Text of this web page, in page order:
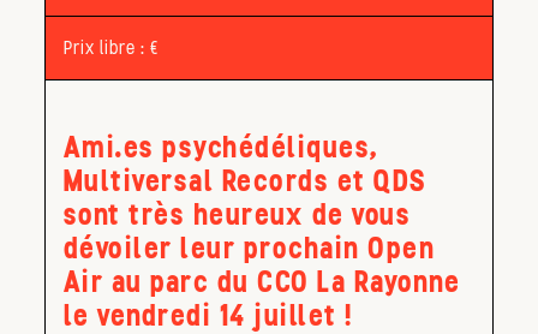
Prix libre : €
Ami.es psychédéliques,
Multiversal Records et QDS
sont très heureux de vous
dévoiler leur prochain Open
Air au parc du CCO La Rayonne
le vendredi 14 juillet !